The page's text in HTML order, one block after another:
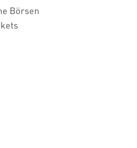
Börsen